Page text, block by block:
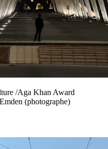
/Aga Khan Award
(photographe)